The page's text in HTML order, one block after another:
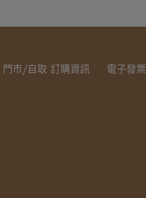
門市/自取 訂購資訊 電子發票